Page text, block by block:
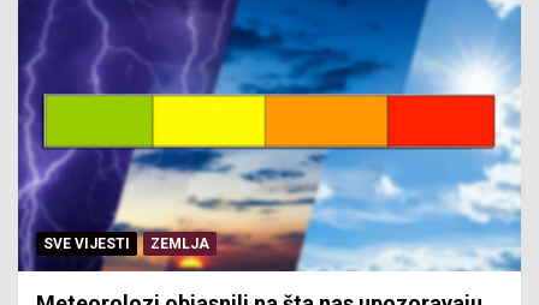
SVE VIJESTI ZEMLJA